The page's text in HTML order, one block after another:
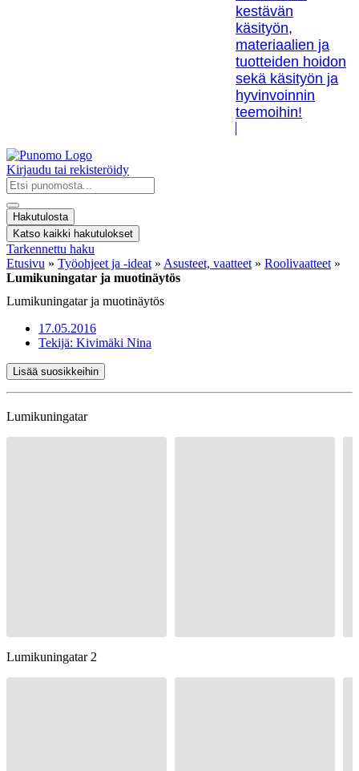
kestävän
käsityön,
materiaalien ja
tuotteiden hoidon
sekä käsityön ja
hyvinvoinnin
teemoihin!
Kirjaudu tai rekisteröidy
Search
...
Hakutulosta
Katso kaikki hakutulokset
Tarkennettu haku
Etusivu » Työohjeet ja -ideat » Asusteet, vaatteet » Roolivaatteet »
Lumikuningatar ja muotinäytös
Lumikuningatar ja muotinäytös
17.05.2016
Tekijä: Kivimäki Nina
Lisää suosikkeihin
Lumikuningatar
Lumikuningatar 2